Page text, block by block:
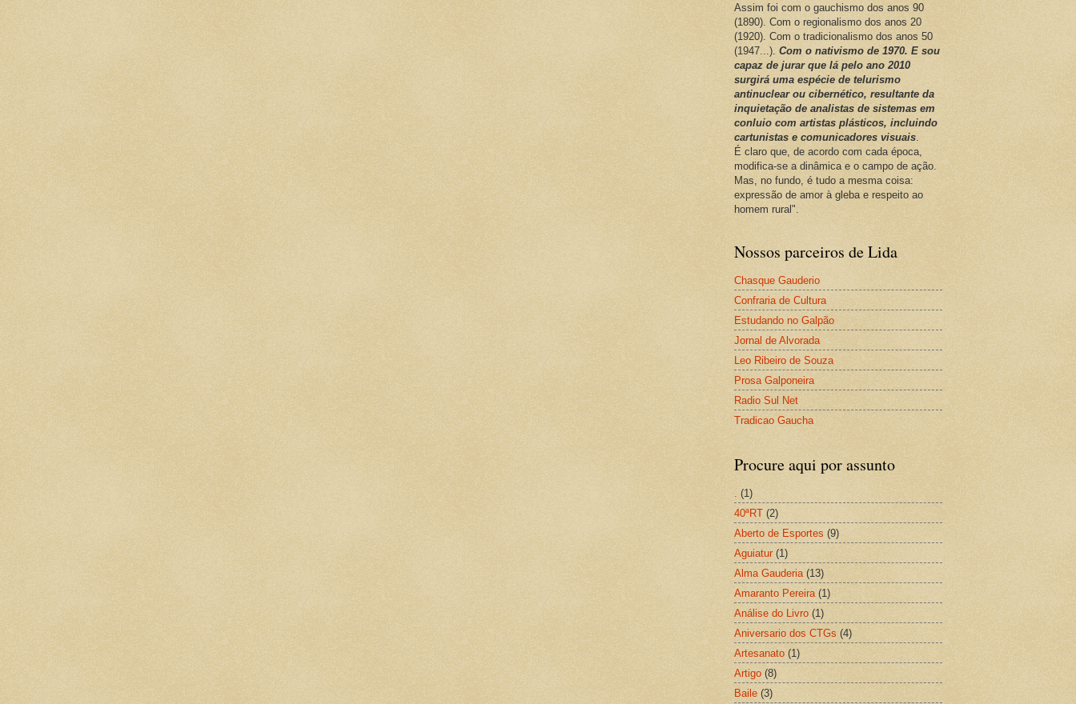
Assim foi com o gauchismo dos anos 90
(1890). Com o regionalismo dos anos 20
(1920). Com o tradicionalismo dos anos 50
(1947...). Com o nativismo de 1970. E sou
capaz de jurar que lá pelo ano 2010
surgirá uma espécie de telurismo
antinuclear ou cibernético, resultante da
inquietação de analistas de sistemas em
conluio com artistas plásticos, incluindo
cartunistas e comunicadores visuais.
É claro que, de acordo com cada época,
modifica-se a dinâmica e o campo de ação.
Mas, no fundo, é tudo a mesma coisa:
expressão de amor à gleba e respeito ao
homem rural".
Nossos parceiros de Lida
Chasque Gauderio
Confraria de Cultura
Estudando no Galpão
Jornal de Alvorada
Leo Ribeiro de Souza
Prosa Galponeira
Radio Sul Net
Tradicao Gaucha
Procure aqui por assunto
(1)
40ªRT (2)
Aberto de Esportes (9)
Aguiatur (1)
Alma Gauderia (13)
Amaranto Pereira (1)
Análise do Livro (1)
Aniversario dos CTGs (4)
Artesanato (1)
Artigo (8)
Baile (3)